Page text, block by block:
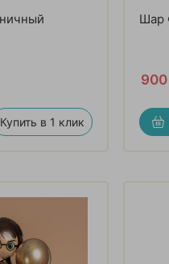
Купить в 1 клик
Шар
900